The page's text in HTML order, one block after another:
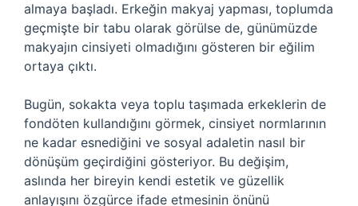
almaya başladı. Erkeğin makyaj yapması, toplumda
geçmişte bir tabu olarak görülse de, günümüzde
makyajın cinsiyeti olmadığını gösteren bir eğilim
ortaya çıktı.
Bugün, sokakta veya toplu taşımada erkeklerin de
fondöten kullandığını görmek, cinsiyet normlarının
ne kadar esnediğini ve sosyal adaletin nasıl bir
dönüşüm geçirdiğini gösteriyor. Bu değişim,
aslında her bireyin kendi estetik ve güzellik
anlayışını özgürce ifade etmesinin önünü